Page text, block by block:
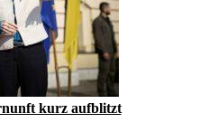
kurz aufblitzt